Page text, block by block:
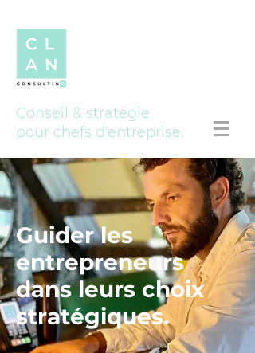
Conseil & stratégie
pour chefs d'entreprise.
Guider les
entrepreneurs
dans leurs choix
stratégiques.